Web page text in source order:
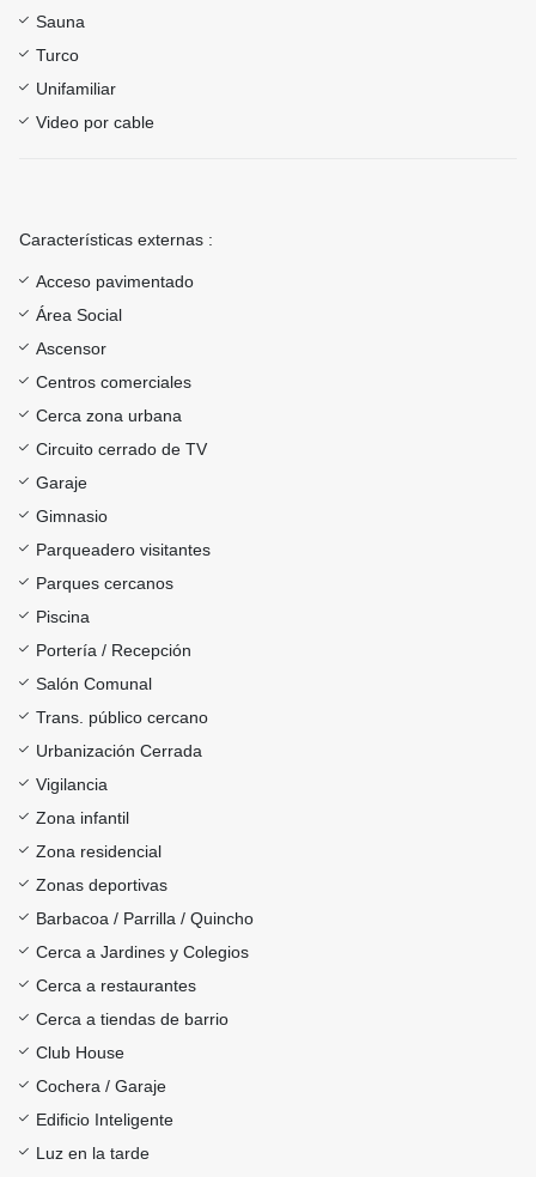
Sauna
Turco
Unifamiliar
Video por cable
Características externas :
Acceso pavimentado
Área Social
Ascensor
Centros comerciales
Cerca zona urbana
Circuito cerrado de TV
Garaje
Gimnasio
Parqueadero visitantes
Parques cercanos
Piscina
Portería / Recepción
Salón Comunal
Trans. público cercano
Urbanización Cerrada
Vigilancia
Zona infantil
Zona residencial
Zonas deportivas
Barbacoa / Parrilla / Quincho
Cerca a Jardines y Colegios
Cerca a restaurantes
Cerca a tiendas de barrio
Club House
Cochera / Garaje
Edificio Inteligente
Luz en la tarde